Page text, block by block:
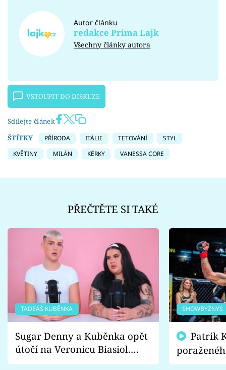
Autor článku
redakce Prima Lajk
Všechny články autora
VSTOUPIT DO DISKUZE
Sdílejte článek
ŠTÍTKY
PŘÍRODA ITÁLIE TETOVÁNÍ
STYL
KVĚTINY
MILÁN KÉRKY VANESSA CORE
PŘEČTĚTE SI TAKÉ
TADEÁŠ KUBĚNKA
Sugar Denny a Kuběnka opět
útočí na Veronicu Biasiol.
Proč je podle nich falešná a
SHOWBYZNYS
fanoušci